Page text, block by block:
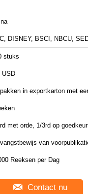
DISNEY, BSCI, NBCU,
stuks
USD
in exportkarton met
met orde, 1/3rd op
van
Reeksen per Dag
Contact nu